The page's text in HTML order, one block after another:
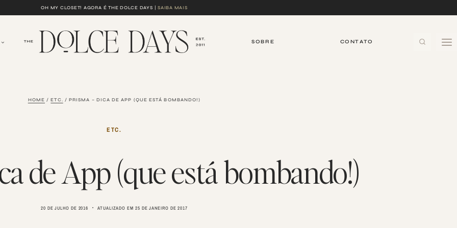
OH MY CLOSET! AGORA É THE DOLCE DAYS |SAIBA MAIS
SOBRE CONTATO
HOME / ETC. / PRISMA – DICA DE APP (QUE ESTÁ BOMBANDO!)
ETC.
de App (que está bombando!)
20 DE JULHO DE 2016 ATUALIZADO EM 25 DE JANEIRO DE 2017